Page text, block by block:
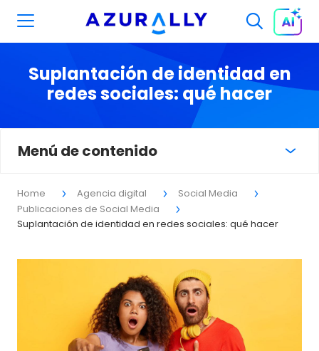
Suplantación de identidad en
redes sociales: qué hacer
Home Agencia digital
Social Media
Publicaciones de Social Media
Suplantación de identidad en redes sociales: qué hacer
Menú de contenido